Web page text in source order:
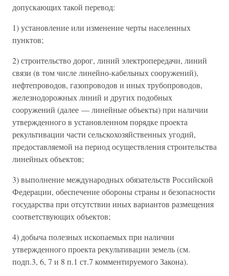
допускающих такой перевод:
1) установление или изменение черты населенных
пунктов;
2) строительство дорог, линий электропередачи, линий
связи (в том числе линейно-кабельных сооружений),
нефтепроводов, газопроводов и иных трубопроводов,
железнодорожных линий и других подобных
сооружений (далее — линейные объекты) при наличии
утвержденного в установленном порядке проекта
рекультивации части сельскохозяйственных угодий,
предоставляемой на период осуществления строительства
линейных объектов;
3) выполнение международных обязательств Российской
Федерации, обеспечение обороны страны и безопасности
государства при отсутствии иных вариантов размещения
соответствующих объектов;
4) добыча полезных ископаемых при наличии
утвержденного проекта рекультивации земель (см.
подп.3, 6, 7 и 8 п.1 ст.7 комментируемого Закона).